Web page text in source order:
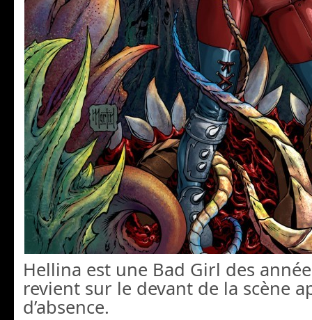
Hellina est une Bad Girl des
revient sur le devant de la scène
d’absence.